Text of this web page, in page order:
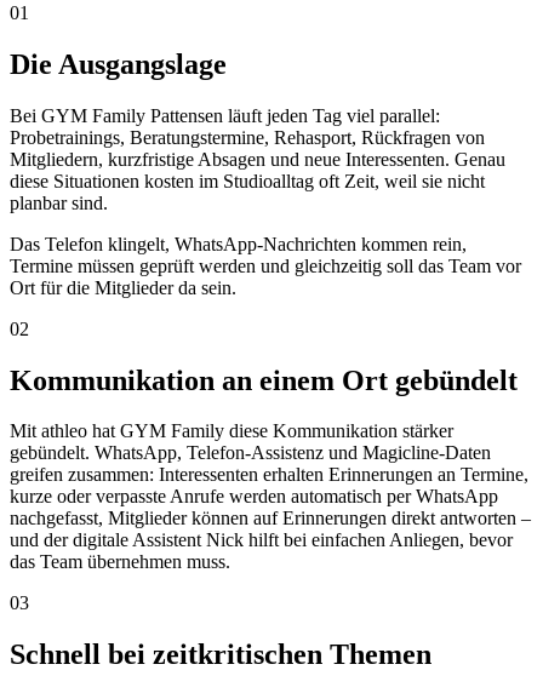
01
Die Ausgangslage
Bei GYM Family Pattensen läuft jeden Tag viel parallel:
Probetrainings, Beratungstermine, Rehasport, Rückfragen von
Mitgliedern, kurzfristige Absagen und neue Interessenten. Genau
diese Situationen kosten im Studioalltag oft Zeit, weil sie nicht
planbar sind.
Das Telefon klingelt, WhatsApp-Nachrichten kommen rein,
Termine müssen geprüft werden und gleichzeitig soll das Team vor
Ort für die Mitglieder da sein.
02
Kommunikation an einem Ort gebündelt
Mit athleo hat GYM Family diese Kommunikation stärker
gebündelt. WhatsApp, Telefon-Assistenz und Magicline-Daten
greifen zusammen: Interessenten erhalten Erinnerungen an Termine,
kurze oder verpasste Anrufe werden automatisch per WhatsApp
nachgefasst, Mitglieder können auf Erinnerungen direkt antworten –
und der digitale Assistent Nick hilft bei einfachen Anliegen, bevor
das Team übernehmen muss.
03
Schnell bei zeitkritischen Themen